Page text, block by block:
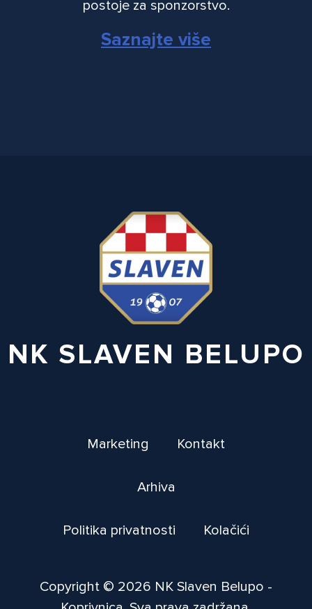
postoje za sponzorstvo.
Saznajte više
NK SLAVEN BELUPO
Marketing Kontakt
Arhiva
Politika privatnosti Kolačići
Copyright © 2026 NK Slaven Belupo -